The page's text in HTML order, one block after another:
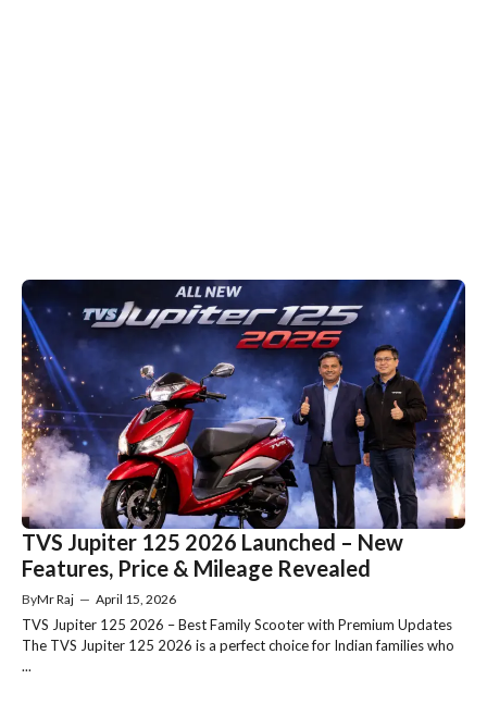
TVS Jupiter 125 2026 Launched – New
Features, Price & Mileage Revealed
ByMr Raj — April 15, 2026
TVS Jupiter 125 2026 – Best Family Scooter with Premium Updates
The TVS Jupiter 125 2026 is a perfect choice for Indian families who
...